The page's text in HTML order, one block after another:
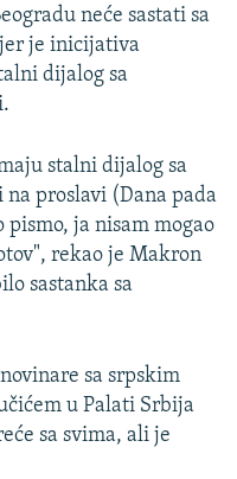
neće sastati sa
je inicijativa
dijalog sa
stalni dijalog sa
proslavi (Dana pada
pismo, ja nisam mogao
rekao je Makron
sastanka sa
sa srpskim
u Palati Srbija
sa svima, ali je